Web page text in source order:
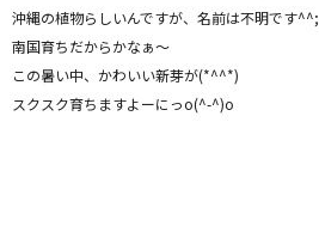
沖縄の植物らしいんですが、名前は不明です^^;
南国育ちだからかなぁ〜
この暑い中、かわいい新芽が(*^^*)
スクスク育ちますよーにっo(^-^)o